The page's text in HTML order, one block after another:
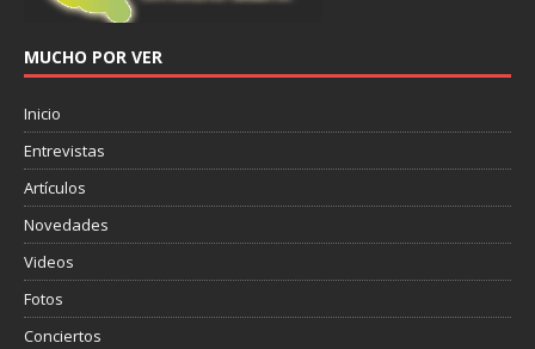
MUCHO POR VER
Inicio
Entrevistas
Artículos
Novedades
Videos
Fotos
Conciertos